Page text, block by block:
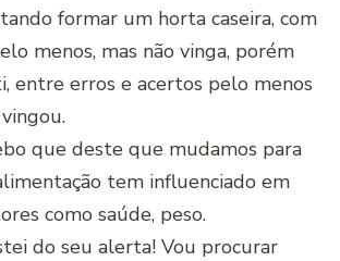
formar um horta caseira, com
menos, mas não vinga, porém
entre erros e acertos pelo menos
que deste que mudamos para
tem influenciado em
como saúde, peso.
do seu alerta! Vou procurar